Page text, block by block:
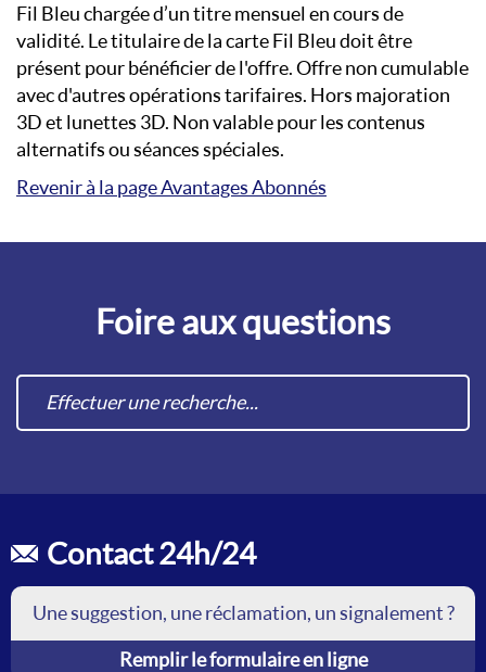
Fil Bleu chargée d’un titre mensuel en cours de
validité. Le titulaire de la carte Fil Bleu doit être
présent pour bénéficier de l'offre. Offre non cumulable
avec d'autres opérations tarifaires. Hors majoration
3D et lunettes 3D. Non valable pour les contenus
alternatifs ou séances spéciales.
Revenir à la page Avantages Abonnés
Foire aux questions
Contact 24h/24
Une suggestion, une réclamation, un signalement ?
Remplir le formulaire en ligne